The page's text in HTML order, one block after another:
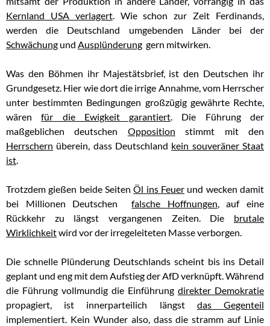
Kernland USA verlagert. Wie schon zur Zeit Ferdinands,
werden die Deutschland umgebenden Länder bei der
Schwächung und Ausplünderung gern mitwirken.
Was den Böhmen ihr Majestätsbrief, ist den Deutschen ihr
Grundgesetz. Hier wie dort die irrige Annahme, vom Herrscher
unter bestimmten Bedingungen großzügig gewährte Rechte,
wärenfür die Ewigkeit garantiert. Die Führung der
maßgeblichen deutschen Opposition stimmt mit den
Herrschern überein, dass Deutschland kein souveräner Staat
ist.
Trotzdem gießen beide SeitenÖl ins Feuer und wecken damit
bei Millionen Deutschenfalsche Hoffnungen, auf eine
Rückkehr zu längst vergangenen Zeiten. Die brutale
Wirklichkeitwird vor der irregeleiteten Masse verborgen.
Die schnelle Plünderung Deutschlands scheint bis ins Detail
geplant und eng mit dem Aufstieg der AfD verknüpft. Während
die Führung vollmundig die Einführung direkter Demokratie
propagiert, ist innerparteilich längst das Gegenteil
implementiert. Kein Wunder also, dass die stramm auf Linie